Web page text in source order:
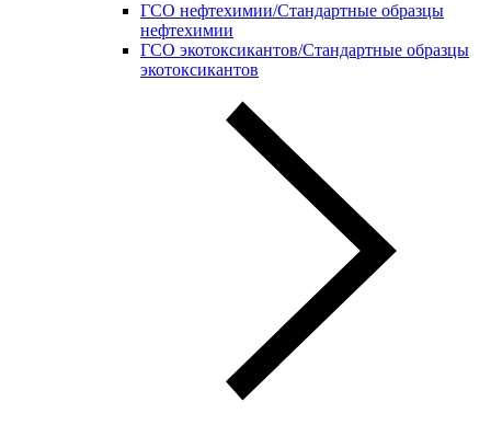
ГСО нефтехимии/Стандартные образцы
нефтехимии
ГСО экотоксикантов/Стандартные образцы
экотоксикантов